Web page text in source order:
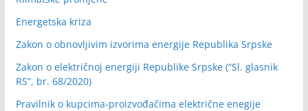
Energetska kriza
Zakon o obnovljivim izvorima energije Republika Srpske
Zakon o električnoj energiji Republike Srpske (“Sl. glasnik
RS”, br. 68/2020)
Pravilnik o kupcima-proizvođačima električne enegije